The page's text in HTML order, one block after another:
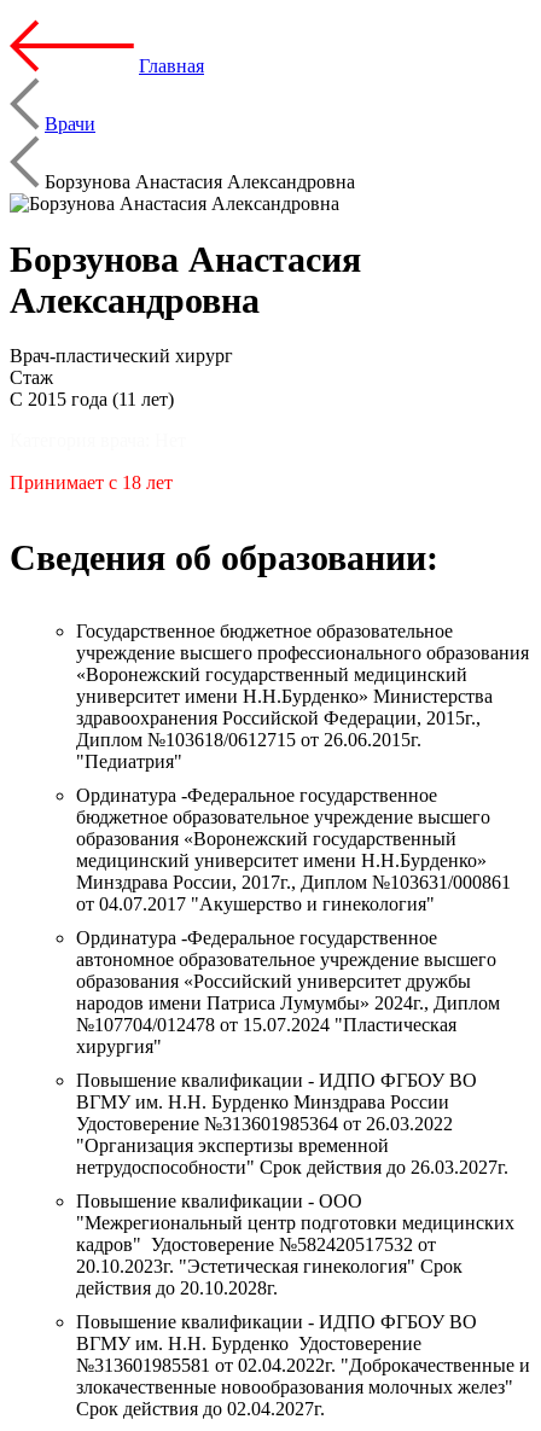
Главная
Врачи
Борзунова Анастасия Александровна
Борзунова Анастасия
Александровна
Врач-пластический хирург
Стаж
С 2015 года (11 лет)
Принимает с 18 лет
Сведения об образовании:
Государственное бюджетное образовательное
учреждение высшего профессионального образования
«Воронежский государственный медицинский
университет имени Н.Н.Бурденко» Министерства
здравоохранения Российской Федерации, 2015г.,
Диплом №103618/0612715 от 26.06.2015г.
"Педиатрия"
Ординатура -Федеральное государственное
бюджетное образовательное учреждение высшего
образования «Воронежский государственный
медицинский университет имени Н.Н.Бурденко»
Минздрава России, 2017г., Диплом №103631/000861
от 04.07.2017 "Акушерство и гинекология"
Ординатура -Федеральное государственное
автономное образовательное учреждение высшего
образования «Российский университет дружбы
народов имени Патриса Лумумбы» 2024г., Диплом
№107704/012478 от 15.07.2024 "Пластическая
хирургия"
Повышение квалификации - ИДПО ФГБОУ ВО
ВГМУ им. Н.Н. Бурденко Минздрава России
Удостоверение №313601985364 от 26.03.2022
"Организация экспертизы временной
нетрудоспособности" Срок действия до 26.03.2027г.
Повышение квалификации - ООО
"Межрегиональный центр подготовки медицинских
кадров" Удостоверение №582420517532 от
20.10.2023г. "Эстетическая гинекология" Срок
действия до 20.10.2028г.
Повышение квалификации - ИДПО ФГБОУ ВО
ВГМУ им. Н.Н. Бурденко Удостоверение
№313601985581 от 02.04.2022г. "Доброкачественные и
злокачественные новообразования молочных желез"
Срок действия до 02.04.2027г.